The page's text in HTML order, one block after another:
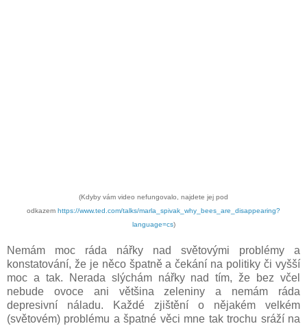
(Kdyby vám video nefungovalo, najdete jej pod
odkazem https://www.ted.com/talks/marla_spivak_why_bees_are_disappearing?
language=cs)
Nemám moc ráda nářky nad světovými problémy a
konstatování, že je něco špatně a čekání na politiky či vyšší
moc a tak. Nerada slýchám nářky nad tím, že bez včel
nebude ovoce ani většina zeleniny a nemám ráda
depresivní náladu. Každé zjištění o nějakém velkém
(světovém) problému a špatné věci mne tak trochu sráží na